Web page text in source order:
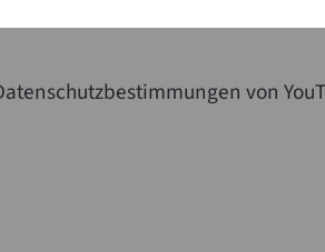
von